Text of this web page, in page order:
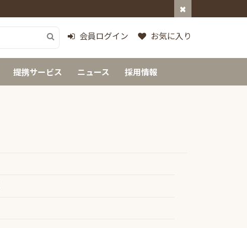
会員ログイン お気に入り
提携サービス ニュース 採用情報